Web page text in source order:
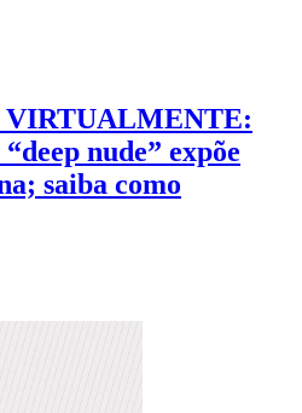
VIRTUALMENTE:
nude” expõe
saiba como